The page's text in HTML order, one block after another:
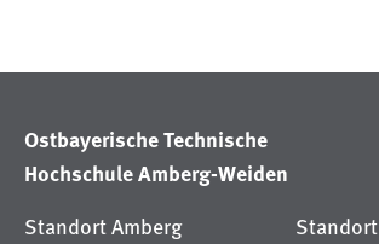
Ostbayerische Technische
Hochschule Amberg-Weiden
Standort Amberg
Login
Name: fe_user, be_user,